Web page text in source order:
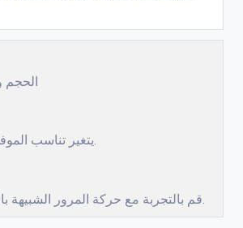
الحجم
يتغير تناسب الموفر مع نمو الإنتاجية.